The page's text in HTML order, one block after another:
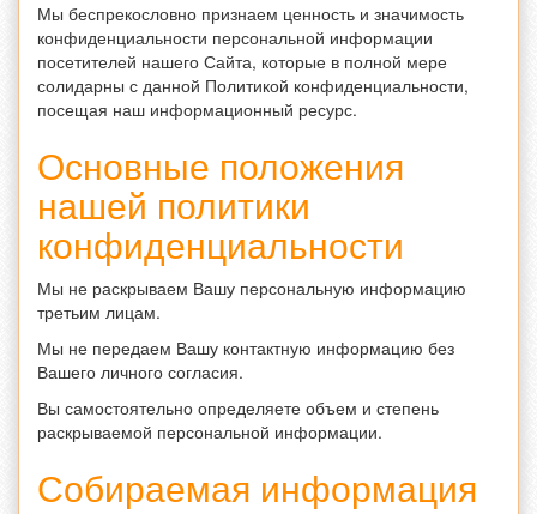
Мы беспрекословно признаем ценность и значимость
конфиденциальности персональной информации
посетителей нашего Сайта, которые в полной мере
солидарны с данной Политикой конфиденциальности,
посещая наш информационный ресурс.
Основные положения
нашей политики
конфиденциальности
Мы не раскрываем Вашу персональную информацию
третьим лицам.
Мы не передаем Вашу контактную информацию без
Вашего личного согласия.
Вы самостоятельно определяете объем и степень
раскрываемой персональной информации.
Собираемая информация